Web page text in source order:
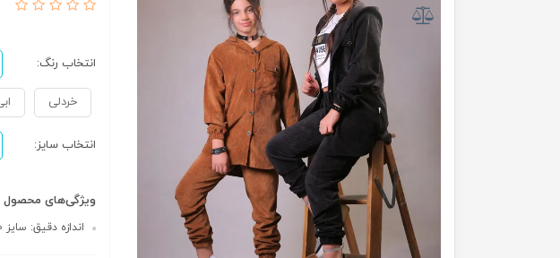
انتخاب رنگ:
خردلی
انتخاب سایز:
ویژگی‌های محصول
اندازه دقیق: سایز 60 :قد 65 عرض 48شلوار 84 سایز 65 :قد 70 عرض 52 شلوار 94